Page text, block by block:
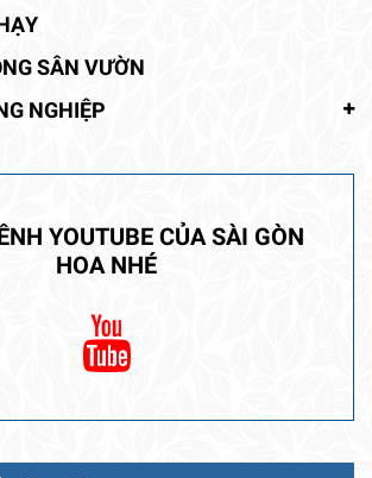
SÂN VƯỜN
NGHIỆP
YOUTUBE CỦA SÀI GÒN
HOA NHÉ